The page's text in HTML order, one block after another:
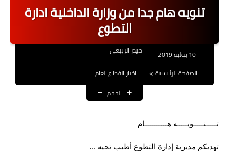
اخبار القطاع العام
اخبار القطاع الخاص
العقود والاجور اليومية
تنويه هام جدا من وزارة الداخلية ادارة
التطوع
10 يوليو 2019
حيدر الربيعي
الصفحة الرئيسية
اخبار القطاع العام
الحجم
تـــــنـــــويـــــه هـــــــــــام
تهديكم مديرية إدارة التطوع أطيب تحيه ...